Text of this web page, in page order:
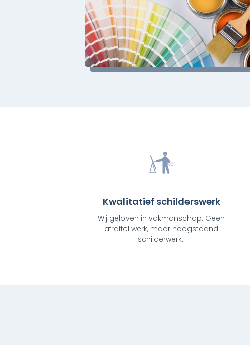
Kwalitatief schilderswerk
Wij geloven in vakmanschap. Geen
afraffel werk, maar hoogstaand
schilderwerk.